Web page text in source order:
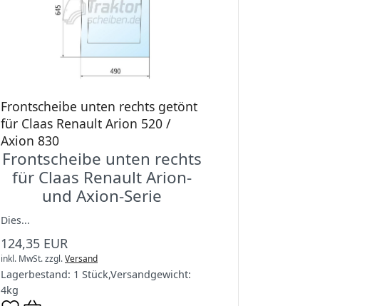
Frontscheibe unten rechts getönt
für Claas Renault Arion 520 /
Axion 830
Frontscheibe unten rechts
für Claas Renault Arion-
und Axion-Serie
Dies...
124,35 EUR
inkl. MwSt.zzgl.Versand
Lagerbestand: 1 Stück,Versandgewicht:
4kg